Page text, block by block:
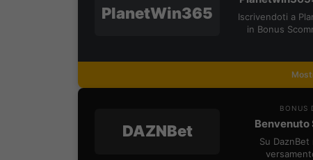
PlanetWin365
Iscrivendoti a
in Bonus
DAZNBet
BONUS
Benvenuto
Su